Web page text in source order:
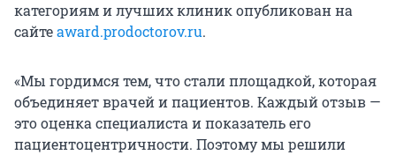
категориям и лучших клиник опубликован на
сайтеaward.prodoctorov.ru.
«Мы гордимся тем, что стали площадкой, которая
объединяет врачей и пациентов. Каждый отзыв —
это оценка специалиста и показатель его
пациентоцентричности. Поэтому мы решили